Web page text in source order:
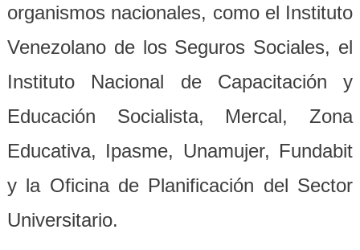
organismos nacionales, como el Instituto
Venezolano de los Seguros Sociales, el
Instituto Nacional de Capacitación y
Educación Socialista, Mercal, Zona
Educativa, Ipasme, Unamujer, Fundabit
y la Oficina de Planificación del Sector
Universitario.